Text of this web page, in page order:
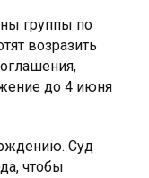
группы по
возразить
до 4 июня
Суд
чтобы